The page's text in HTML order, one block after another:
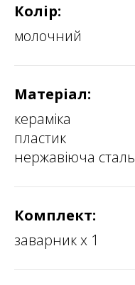
Колір:
молочний
Матеріал:
кераміка
пластик
нержавіюча сталь
Комплект:
заварник х 1